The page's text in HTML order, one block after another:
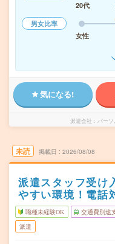
20代
男女比率
女性
気になる!
派遣会社 パー
未読 掲載日 2026/08/08
派遣スタッフ受け
やすい環境！電話
職種未経験OK 交通費別途
派遣